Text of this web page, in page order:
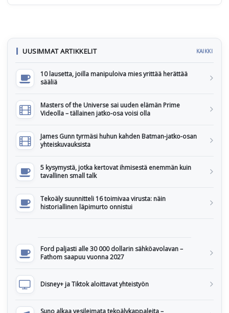
UUSIMMAT ARTIKKELIT KAIKKI
10 lausetta, joilla manipuloiva mies yrittää herättää
sääliä
Masters of the Universe sai uuden elämän Prime
Videolla – tällainen jatko-osa voisi olla
James Gunn tyrmäsi huhun kahden Batman-jatko-osan
yhteiskuvauksista
5 kysymystä, jotka kertovat ihmisestä enemmän kuin
tavallinen small talk
Tekoäly suunnitteli 16 toimivaa virusta: näin
historiallinen läpimurto onnistui
Ford paljasti alle 30 000 dollarin sähköavolavan –
Fathom saapuu vuonna 2027
Disney+ ja Tiktok aloittavat yhteistyön